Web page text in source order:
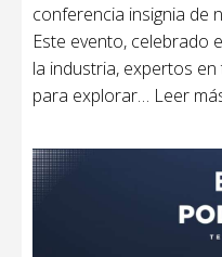
conferencia insignia de
Este evento, celebrado
la industria, expertos
para explorar… Leer